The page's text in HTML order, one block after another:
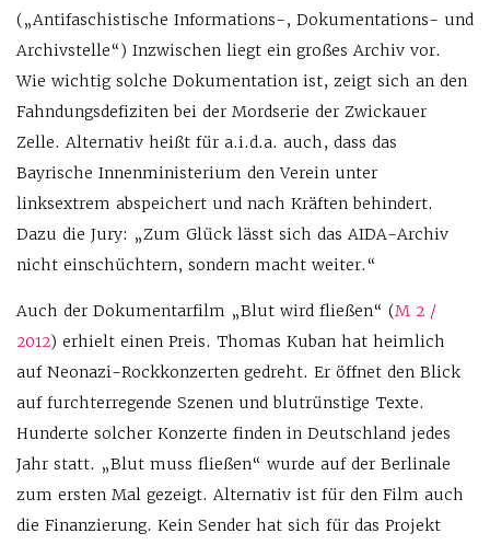
(„Antifaschistische Informations-, Dokumentations- und
Archivstelle“) Inzwischen liegt ein großes Archiv vor.
Wie wichtig solche Dokumentation ist, zeigt sich an den
Fahndungsdefiziten bei der Mordserie der Zwickauer
Zelle. Alternativ heißt für a.i.d.a. auch, dass das
Bayrische Innenministerium den Verein unter
linksextrem abspeichert und nach Kräften behindert.
Dazu die Jury: „Zum Glück lässt sich das AIDA-Archiv
nicht einschüchtern, sondern macht weiter.“
Auch der Dokumentarfilm „Blut wird fließen“ (M 2 /
2012) erhielt einen Preis. Thomas Kuban hat heimlich
auf Neonazi-Rockkonzerten gedreht. Er öffnet den Blick
auf furchterregende Szenen und blutrünstige Texte.
Hunderte solcher Konzerte finden in Deutschland jedes
Jahr statt. „Blut muss fließen“ wurde auf der Berlinale
zum ersten Mal gezeigt. Alternativ ist für den Film auch
die Finanzierung. Kein Sender hat sich für das Projekt